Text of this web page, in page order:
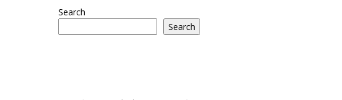
Search
Search